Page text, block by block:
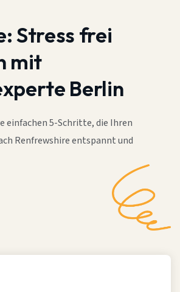
Stress frei
mit
Berlin
einfachen 5-Schritte, die Ihren
Renfrewshire entspannt und